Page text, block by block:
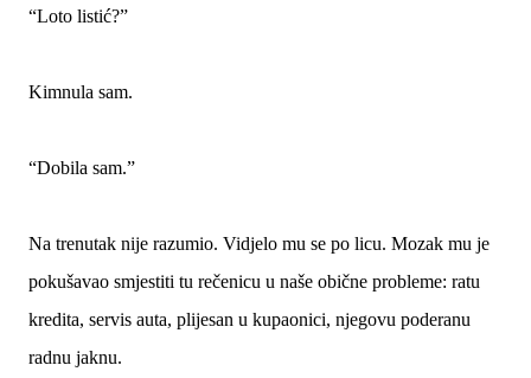
“Loto listić?”
Kimnula sam.
“Dobila sam.”
Na trenutak nije razumio. Vidjelo mu se po licu. Mozak mu je
pokušavao smjestiti tu rečenicu u naše obične probleme: ratu
kredita, servis auta, plijesan u kupaonici, njegovu poderanu
radnu jaknu.